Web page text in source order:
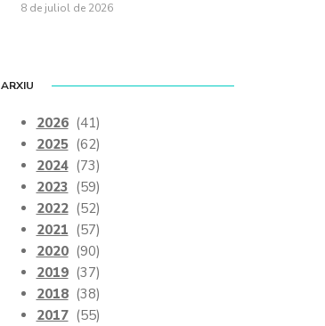
8 de juliol de 2026
ARXIU
2026 (41)
2025 (62)
2024 (73)
2023 (59)
2022 (52)
2021 (57)
2020 (90)
2019 (37)
2018 (38)
2017 (55)